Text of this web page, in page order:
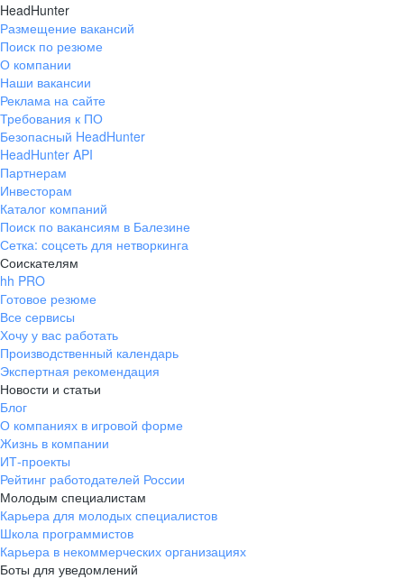
HeadHunter
Размещение вакансий
Поиск по резюме
О компании
Наши вакансии
Реклама на сайте
Требования к ПО
Безопасный HeadHunter
HeadHunter API
Партнерам
Инвесторам
Каталог компаний
Поиск по вакансиям в Балезине
Сетка: соцсеть для нетворкинга
Соискателям
hh PRO
Готовое резюме
Все сервисы
Хочу у вас работать
Производственный календарь
Экспертная рекомендация
Новости и статьи
Блог
О компаниях в игровой форме
Жизнь в компании
ИТ-проекты
Рейтинг работодателей России
Молодым специалистам
Карьера для молодых специалистов
Школа программистов
Карьера в некоммерческих организациях
Боты для уведомлений